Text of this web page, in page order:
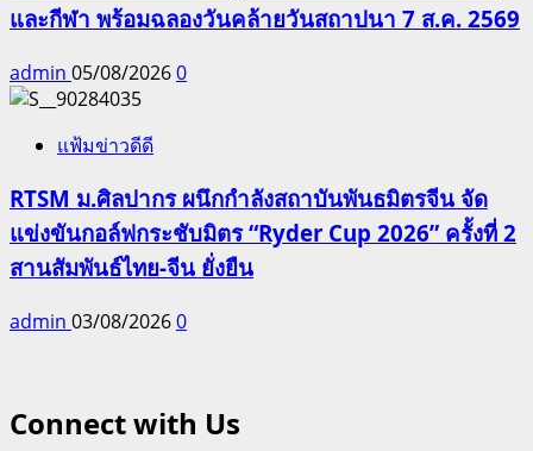
และกีฬา พร้อมฉลองวันคล้ายวันสถาปนา 7 ส.ค. 2569
admin 05/08/20260
แฟ้มข่าวดีดี
RTSM ม.ศิลปากร ผนึกกำลังสถาบันพันธมิตรจีน จัด
แข่งขันกอล์ฟกระชับมิตร “Ryder Cup 2026” ครั้งที่ 2
สานสัมพันธ์ไทย-จีน ยั่งยืน
admin 03/08/20260
Connect with Us